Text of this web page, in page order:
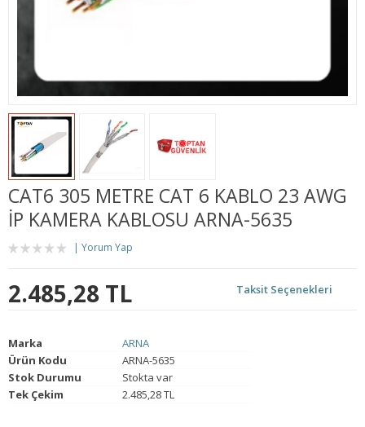
CAT6 305 METRE CAT 6 KABLO 23 AWG
İP KAMERA KABLOSU ARNA-5635
Yorum Yap
2.485,28 TL Taksit Seçenekleri
Marka
ARNA
Ürün Kodu
ARNA-5635
Stok Durumu
Stokta var
Tek Çekim
2.485,28 TL